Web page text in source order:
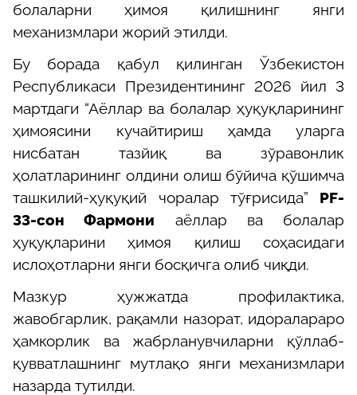
болаларни ҳимоя қилишнинг янги
механизмлари жорий этилди.
Бу борада қабул қилинган Ўзбекистон
Республикаси Президентининг 2026 йил 3
мартдаги “Аёллар ва болалар ҳуқуқларининг
ҳимоясини кучайтириш ҳамда уларга
нисбатан тазйиқ ва зўравонлик
ҳолатларининг олдини олиш бўйича қўшимча
ташкилий-ҳуқуқий чоралар тўғрисида” PF-
33-сон Фармони аёллар ва болалар
ҳуқуқларини ҳимоя қилиш соҳасидаги
ислоҳотларни янги босқичга олиб чиқди.
Мазкур ҳужжатда профилактика,
жавобгарлик, рақамли назорат, идоралараро
ҳамкорлик ва жабрланувчиларни қўллаб-
қувватлашнинг мутлақо янги механизмлари
назарда тутилди.